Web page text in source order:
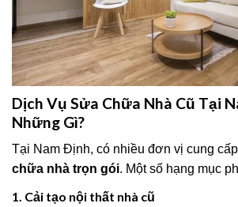
Dịch Vụ Sửa Chữa Nhà Cũ Tại
Những Gì?
Tại Nam Định, có nhiều đơn vị cung cấp
chữa nhà trọn gói. Một số hạng mục
1. Cải tạo nội thất nhà cũ